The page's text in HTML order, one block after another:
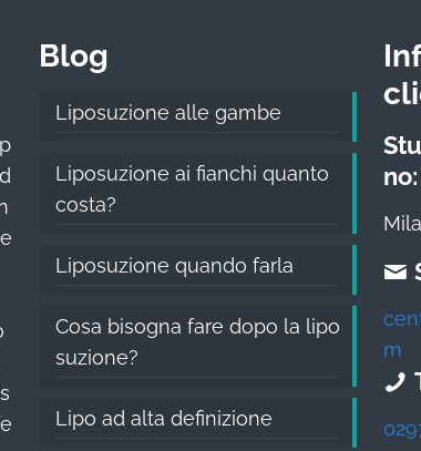
Blog
Liposuzione alle gambe
Liposuzione ai fianchi quanto
costa?
Liposuzione quando farla
Cosa bisogna fare dopo la lipo
suzione?
Lipo ad alta definizione
no:
m